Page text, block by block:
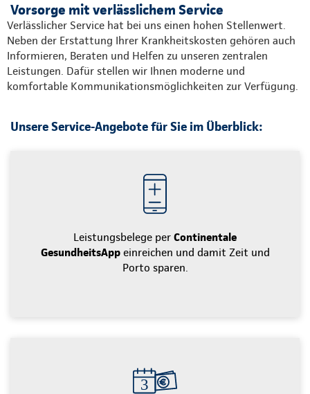
Vorsorge mit verlässlichem Service
Verlässlicher Service hat bei uns einen hohen Stellenwert.
Neben der Erstattung Ihrer Krankheitskosten gehören auch
Informieren, Beraten und Helfen zu unseren zentralen
Leistungen. Dafür stellen wir Ihnen moderne und
komfortable Kommunikationsmöglichkeiten zur Verfügung.
Unsere Service-Angebote für Sie im Überblick:
Leistungsbelege per Continentale
GesundheitsAppeinreichen und damit Zeit und
Porto sparen.